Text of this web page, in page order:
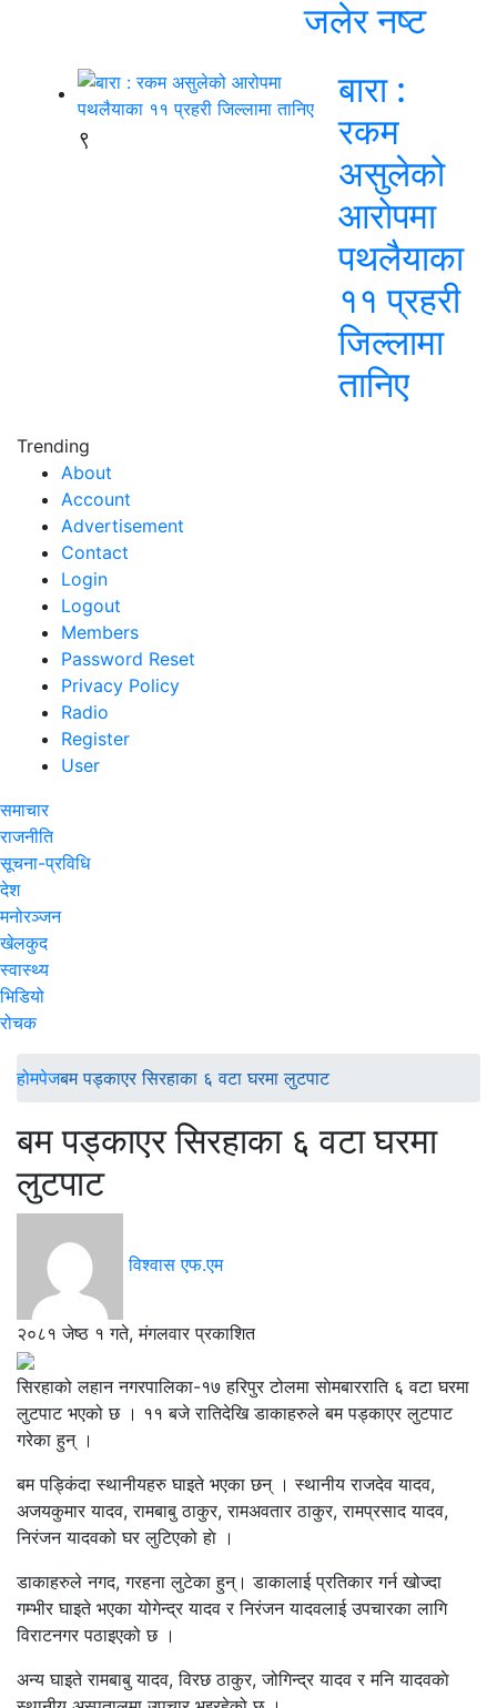
जलेर नष्ट
९
बारा :
रकम
असुलेको
आरोपमा
पथलैयाका
११ प्रहरी
जिल्लामा
तानिए
Trending
About
Account
Advertisement
Contact
Login
Logout
Members
Password Reset
Privacy Policy
Radio
Register
User
समाचार
राजनीति
सूचना-प्रविधि
देश
मनोरञ्जन
खेलकुद
स्वास्थ्य
भिडियो
रोचक
होमपेजबम पड्काएर सिरहाका ६ वटा घरमा लुटपाट
बम पड्काएर सिरहाका ६ वटा घरमा
लुटपाट
विश्वास एफ.एम
२०८१ जेष्ठ १ गते, मंगलवार प्रकाशित
सिरहाको लहान नगरपालिका-१७ हरिपुर टोलमा साेमबारराति ६ वटा घरमा
लुटपाट भएको छ । ११ बजे रातिदेखि डाकाहरुले बम पड्काएर लुटपाट
गरेका हुन् ।
बम पड्किंदा स्थानीयहरु घाइते भएका छन् । स्थानीय राजदेव यादव,
अजयकुमार यादव, रामबाबु ठाकुर, रामअवतार ठाकुर, रामप्रसाद यादव,
निरंजन यादवको घर लुटिएको हाे ।
डाकाहरुले नगद, गरहना लुटेका हुन्। डाकालाई प्रतिकार गर्न खोज्दा
गम्भीर घाइते भएका योगेन्द्र यादव र निरंजन यादवलाई उपचारका लागि
विराटनगर पठाइएको छ ।
अन्य घाइते रामबाबु यादव, विरछ ठाकुर, जोगिन्द्र यादव र मनि यादवकाे